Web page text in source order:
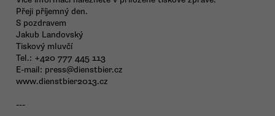
Přeji příjemný den.
S pozdravem
Jakub Landovský
Tiskový mluvčí
Tel.: +420 777 445 113
E-mail: press@dienstbier.cz
www.dienstbier2013.cz
---